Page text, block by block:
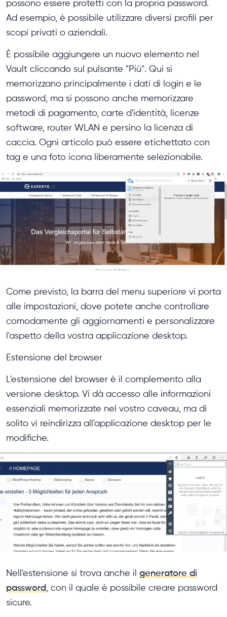
possono essere protetti con la propria password.
Ad esempio, è possibile utilizzare diversi profili per
scopi privati o aziendali.
È possibile aggiungere un nuovo elemento nel
Vault cliccando sul pulsante "Più". Qui si
memorizzano principalmente i dati di login e le
password, ma si possono anche memorizzare
metodi di pagamento, carte d'identità, licenze
software, router WLAN e persino la licenza di
caccia. Ogni articolo può essere etichettato con
tag e una foto icona liberamente selezionabile.
Come previsto, la barra del menu superiore vi porta
alle impostazioni, dove potete anche controllare
comodamente gli aggiornamenti e personalizzare
l'aspetto della vostra applicazione desktop.
Estensione del browser
L'estensione del browser è il complemento alla
versione desktop. Vi dà accesso alle informazioni
essenziali memorizzate nel vostro caveau, ma di
solito vi reindirizza all'applicazione desktop per le
modifiche.
Nell'estensione si trova anche il generatore di
password, con il quale è possibile creare password
sicure.